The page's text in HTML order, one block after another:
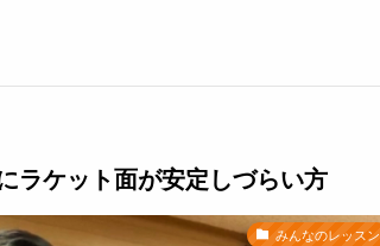
ラケット面が安定しづらい方
みんなのレッスン